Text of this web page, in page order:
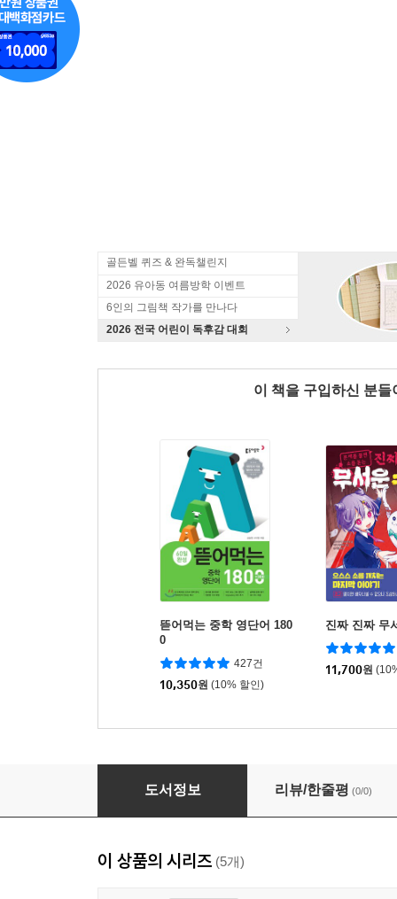
골든벨 퀴즈 & 완독챌린지
2026 유아동 여름방학 이벤트
6인의 그림책 작가를 만나다
2026 전국 어린이 독후감 대회
이 책을 구입하신 분
뜯어먹는 중학 영단어 180
0
427건
10,350원 (10% 할인)
진짜 진짜 무
11,700원
말이야 방구야 1~3 세트
도서정보 리뷰/한줄평 (0/0)
이 상품의 시리즈 (5개)